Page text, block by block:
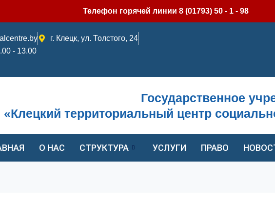
Телефон горячей линии 8 (01793) 50 - 1 - 98
г. Клецк, ул. Толстого, 24
- 13.00
Государственное
«Клецкий территориальный центр
О НАС СТРУКТУРА УСЛУГИ ПРАВО